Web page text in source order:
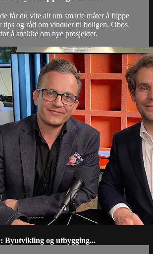
får du vite alt om smarte måter å flippe
tips og råd om vinduer til boligen. Obos
å snakke om nye prosjekter.
Byutvikling og utbygging...